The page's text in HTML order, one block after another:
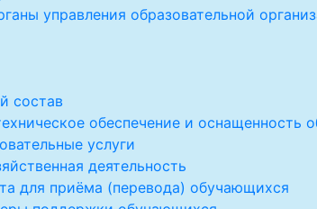
управления образовательной
состав
обеспечение и оснащенность
услуги
деятельность
для приёма (перевода) обучающихся